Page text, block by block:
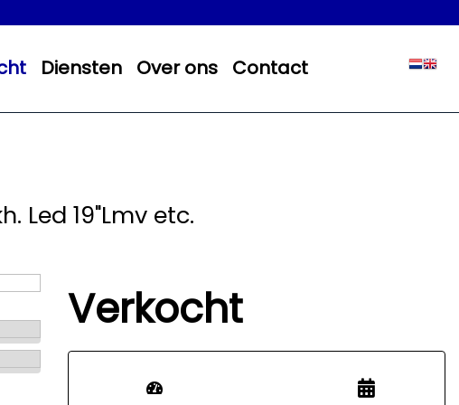
Diensten Over ons Contact
Led 19"Lmv etc.
Verkocht